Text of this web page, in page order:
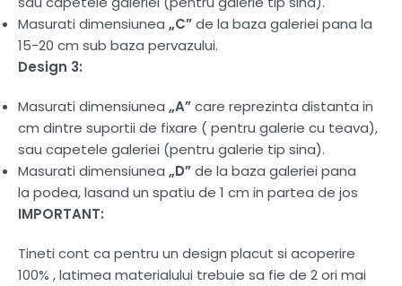
Masurati dimensiunea „C”de la baza galeriei pana la
15-20 cm sub baza pervazului.
Design 3:
Masurati dimensiunea „A”care reprezinta distanta in
cm dintre suportii de fixare ( pentru galerie cu teava),
sau capetele galeriei (pentru galerie tip sina).
Masurati dimensiunea „D”de la baza galeriei pana
la podea, lasand un spatiu de 1 cm in partea de jos
IMPORTANT:
Tineti cont ca pentru un design placut si acoperire
100% , latimea materialului trebuie sa fie de 2 ori mai